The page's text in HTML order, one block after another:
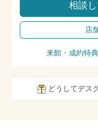
相談
店
来館・成約特
どうしてデス